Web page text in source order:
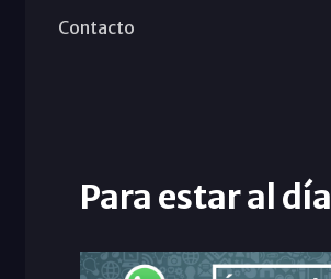
Contacto
Para estar al día